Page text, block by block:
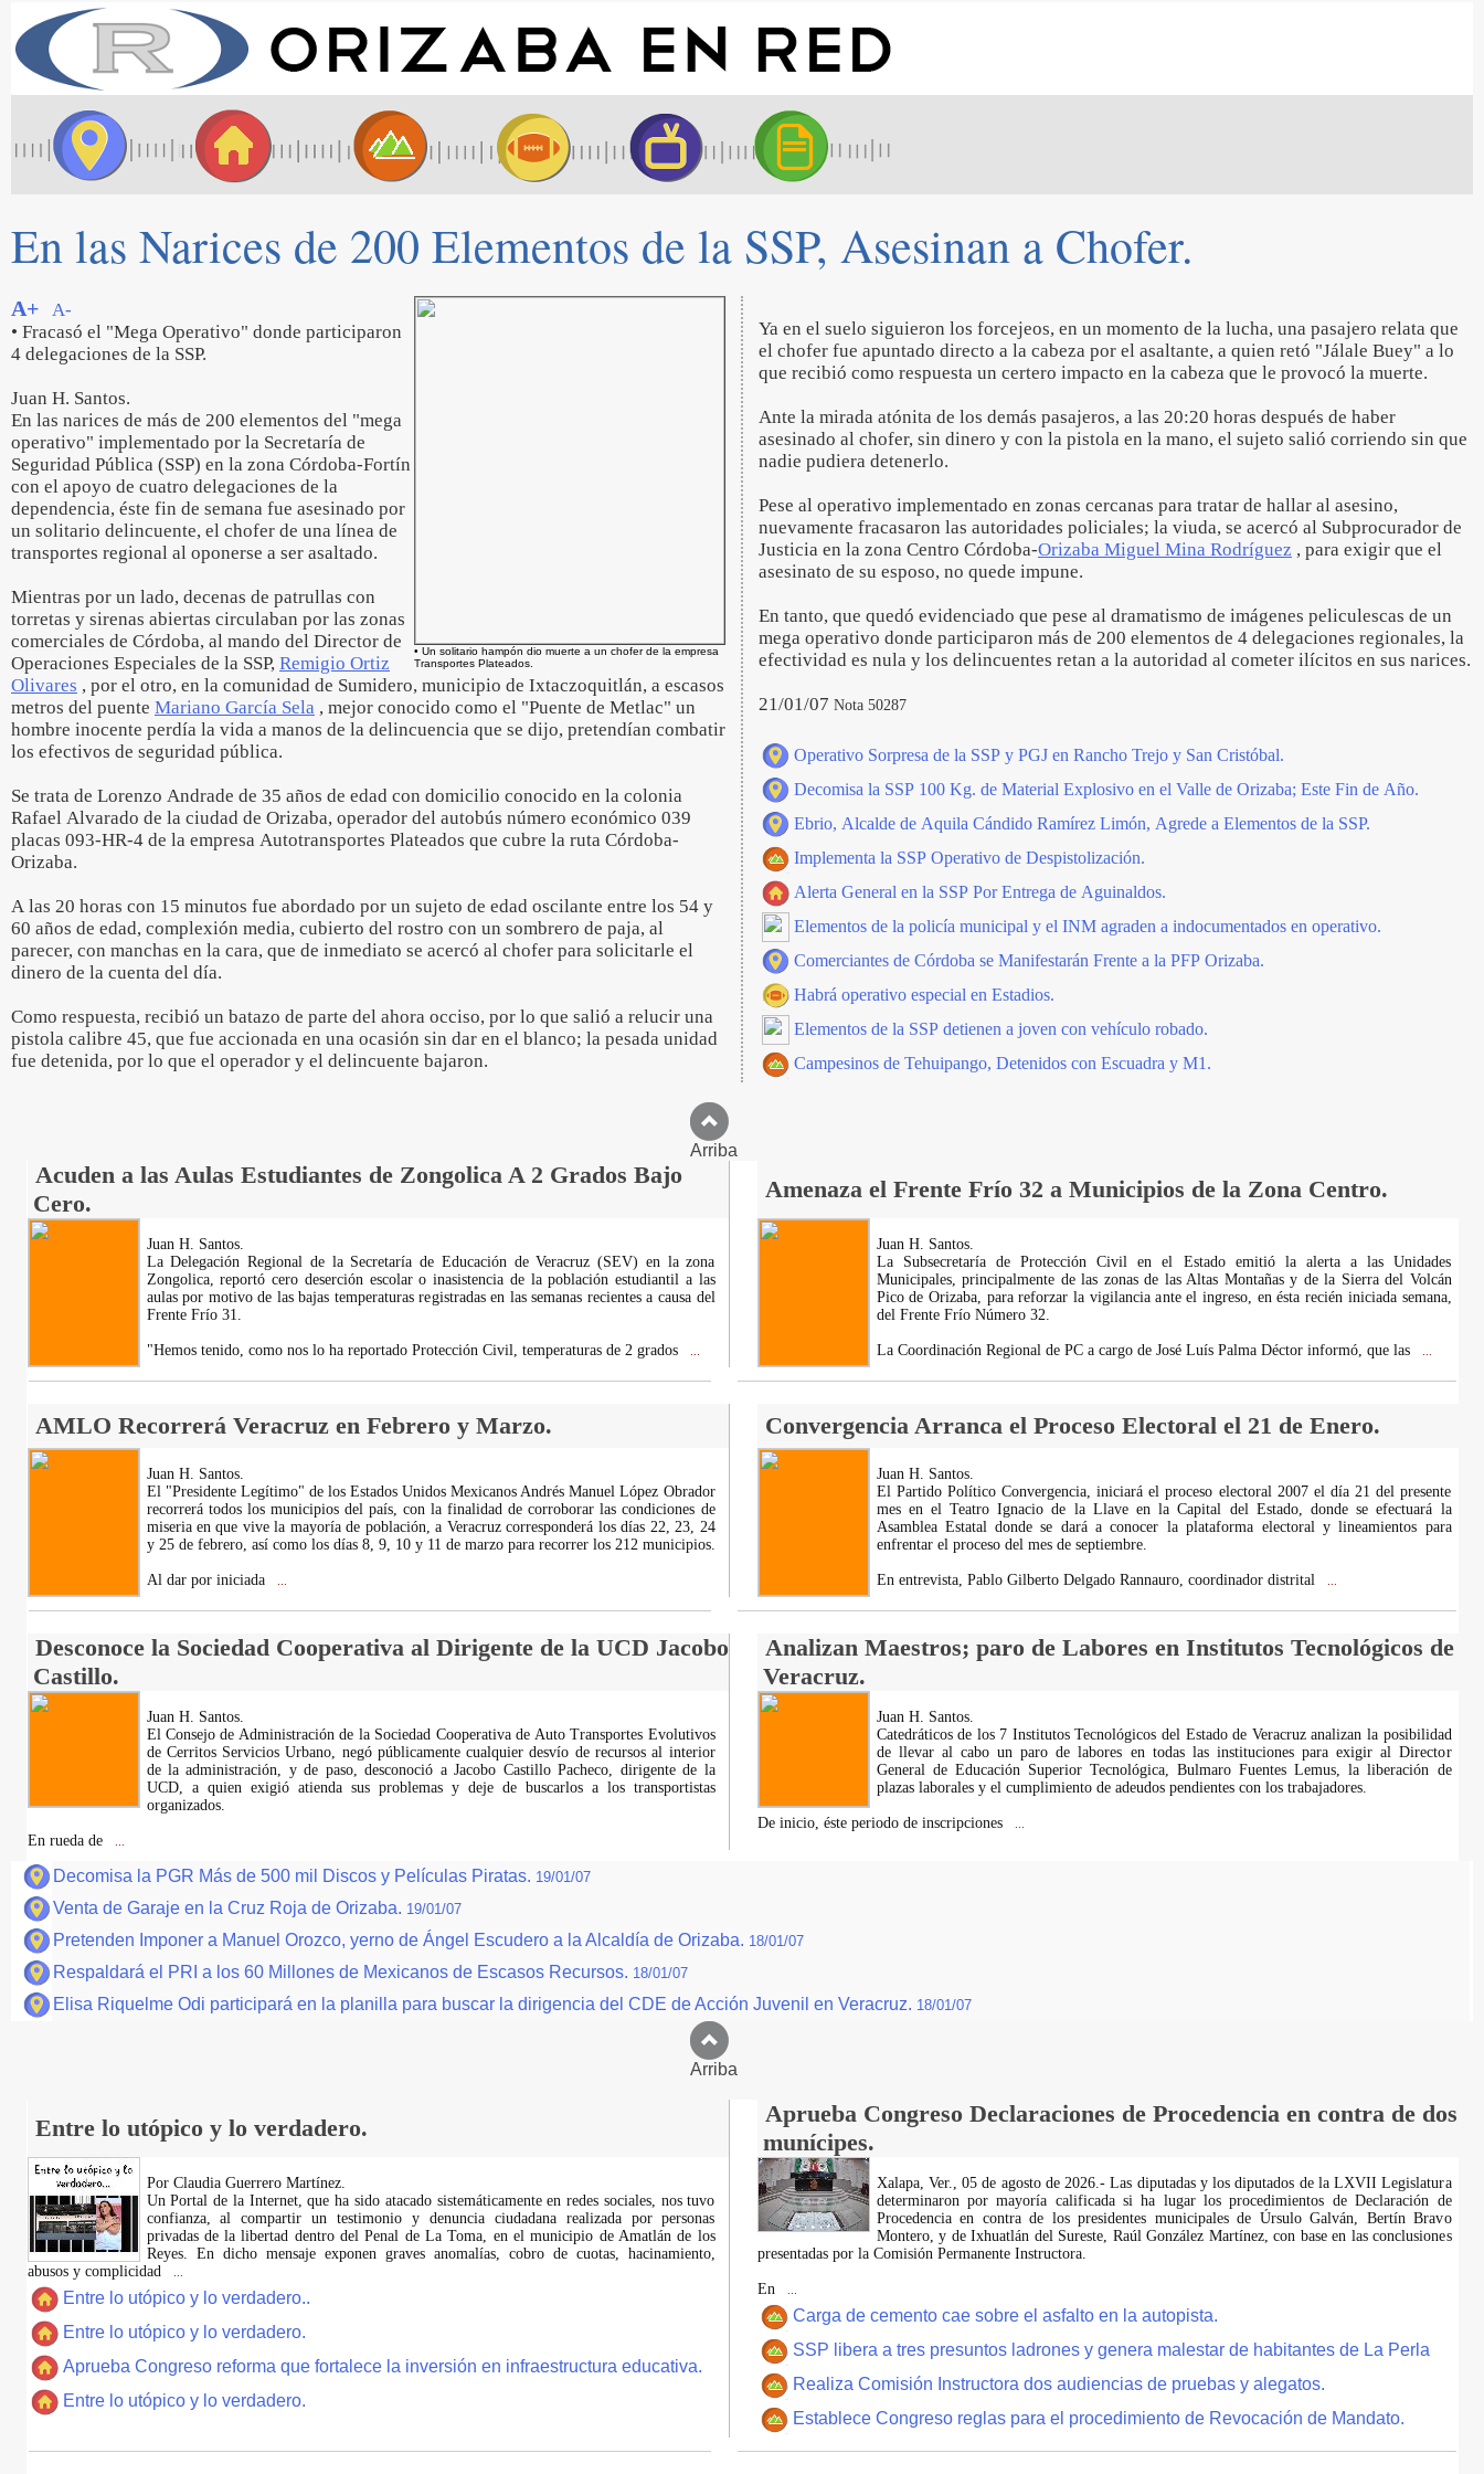
En las Narices de 200 Elementos de la SSP, Asesinan a Chofer.
• Un solitario hampón dio muerte a un chofer de la empresa
Transportes Plateados.
A+
A-
• Fracasó el "Mega Operativo" donde participaron
4 delegaciones de la SSP.
Juan H. Santos.
En las narices de más de 200 elementos del "mega
operativo" implementado por la Secretaría de
Seguridad Pública (SSP) en la zona Córdoba-Fortín
con el apoyo de cuatro delegaciones de la
dependencia, éste fin de semana fue asesinado por
un solitario delincuente, el chofer de una línea de
transportes regional al oponerse a ser asaltado.
Mientras por un lado, decenas de patrullas con
torretas y sirenas abiertas circulaban por las zonas
comerciales de Córdoba, al mando del Director de
Operaciones Especiales de la SSP, Remigio Ortiz
Olivares , por el otro, en la comunidad de Sumidero, municipio de Ixtaczoquitlán, a escasos
metros del puente Mariano García Sela , mejor conocido como el "Puente de Metlac" un
hombre inocente perdía la vida a manos de la delincuencia que se dijo, pretendían combatir
los efectivos de seguridad pública.
Se trata de Lorenzo Andrade de 35 años de edad con domicilio conocido en la colonia
Rafael Alvarado de la ciudad de Orizaba, operador del autobús número económico 039
placas 093-HR-4 de la empresa Autotransportes Plateados que cubre la ruta Córdoba-
Orizaba.
A las 20 horas con 15 minutos fue abordado por un sujeto de edad oscilante entre los 54 y
60 años de edad, complexión media, cubierto del rostro con un sombrero de paja, al
parecer, con manchas en la cara, que de inmediato se acercó al chofer para solicitarle el
dinero de la cuenta del día.
Como respuesta, recibió un batazo de parte del ahora occiso, por lo que salió a relucir una
pistola calibre 45, que fue accionada en una ocasión sin dar en el blanco; la pesada unidad
fue detenida, por lo que el operador y el delincuente bajaron.
Ya en el suelo siguieron los forcejeos, en un momento de la lucha, una pasajero relata que
el chofer fue apuntado directo a la cabeza por el asaltante, a quien retó "Jálale Buey" a lo
que recibió como respuesta un certero impacto en la cabeza que le provocó la muerte.
Ante la mirada atónita de los demás pasajeros, a las 20:20 horas después de haber
asesinado al chofer, sin dinero y con la pistola en la mano, el sujeto salió corriendo sin que
nadie pudiera detenerlo.
Pese al operativo implementado en zonas cercanas para tratar de hallar al asesino,
nuevamente fracasaron las autoridades policiales; la viuda, se acercó al Subprocurador de
Justicia en la zona Centro Córdoba-Orizaba Miguel Mina Rodríguez , para exigir que el
asesinato de su esposo, no quede impune.
En tanto, que quedó evidenciado que pese al dramatismo de imágenes peliculescas de un
mega operativo donde participaron más de 200 elementos de 4 delegaciones regionales, la
efectividad es nula y los delincuentes retan a la autoridad al cometer ilícitos en sus narices.
21/01/07 Nota 50287
Operativo Sorpresa de la SSP y PGJ en Rancho Trejo y San Cristóbal.
Decomisa la SSP 100 Kg. de Material Explosivo en el Valle de Orizaba; Este Fin de Año.
Ebrio, Alcalde de Aquila Cándido Ramírez Limón, Agrede a Elementos de la SSP.
Implementa la SSP Operativo de Despistolización.
Alerta General en la SSP Por Entrega de Aguinaldos.
Elementos de la policía municipal y el INM agraden a indocumentados en operativo.
Comerciantes de Córdoba se Manifestarán Frente a la PFP Orizaba.
Habrá operativo especial en Estadios.
Elementos de la SSP detienen a joven con vehículo robado.
Campesinos de Tehuipango, Detenidos con Escuadra y M1.
Arriba
Acuden a las Aulas Estudiantes de Zongolica A 2 Grados Bajo
Cero.
Amenaza el Frente Frío 32 a Municipios de la Zona Centro.
Juan H. Santos.
La Delegación Regional de la Secretaría de Educación de Veracruz (SEV) en la zona
Zongolica, reportó cero deserción escolar o inasistencia de la población estudiantil a las
aulas por motivo de las bajas temperaturas registradas en las semanas recientes a causa del
Frente Frío 31.
"Hemos tenido, como nos lo ha reportado Protección Civil, temperaturas de 2 grados
Juan H. Santos.
La Subsecretaría de Protección Civil en el Estado emitió la alerta a las Unidades
Municipales, principalmente de las zonas de las Altas Montañas y de la Sierra del Volcán
Pico de Orizaba, para reforzar la vigilancia ante el ingreso, en ésta recién iniciada semana,
del Frente Frío Número 32.
La Coordinación Regional de PC a cargo de José Luís Palma Déctor informó, que las
AMLO Recorrerá Veracruz en Febrero y Marzo. Convergencia Arranca el Proceso Electoral el 21 de Enero.
Juan H. Santos.
El "Presidente Legítimo" de los Estados Unidos Mexicanos Andrés Manuel López Obrador
recorrerá todos los municipios del país, con la finalidad de corroborar las condiciones de
miseria en que vive la mayoría de población, a Veracruz corresponderá los días 22, 23, 24
y 25 de febrero, así como los días 8, 9, 10 y 11 de marzo para recorrer los 212 municipios.
Al dar por iniciada
Juan H. Santos.
El Partido Político Convergencia, iniciará el proceso electoral 2007 el día 21 del presente
mes en el Teatro Ignacio de la Llave en la Capital del Estado, donde se efectuará la
Asamblea Estatal donde se dará a conocer la plataforma electoral y lineamientos para
enfrentar el proceso del mes de septiembre.
En entrevista, Pablo Gilberto Delgado Rannauro, coordinador distrital
Desconoce la Sociedad Cooperativa al Dirigente de la UCD Jacobo
Castillo.
Analizan Maestros; paro de Labores en Institutos Tecnológicos de
Veracruz.
Juan H. Santos.
El Consejo de Administración de la Sociedad Cooperativa de Auto Transportes Evolutivos
de Cerritos Servicios Urbano, negó públicamente cualquier desvío de recursos al interior
de la administración, y de paso, desconoció a Jacobo Castillo Pacheco, dirigente de la
UCD, a quien exigió atienda sus problemas y deje de buscarlos a los transportistas
organizados.
En rueda de
Juan H. Santos.
Catedráticos de los 7 Institutos Tecnológicos del Estado de Veracruz analizan la posibilidad
de llevar al cabo un paro de labores en todas las instituciones para exigir al Director
General de Educación Superior Tecnológica, Bulmaro Fuentes Lemus, la liberación de
plazas laborales y el cumplimiento de adeudos pendientes con los trabajadores.
De inicio, éste periodo de inscripciones
Decomisa la PGR Más de 500 mil Discos y Películas Piratas. 19/01/07
Venta de Garaje en la Cruz Roja de Orizaba. 19/01/07
Pretenden Imponer a Manuel Orozco, yerno de Ángel Escudero a la Alcaldía de Orizaba. 18/01/07
Respaldará el PRI a los 60 Millones de Mexicanos de Escasos Recursos. 18/01/07
Elisa Riquelme Odi participará en la planilla para buscar la dirigencia del CDE de Acción Juvenil en Veracruz. 18/01/07
Arriba
Entre lo utópico y lo verdadero.
Aprueba Congreso Declaraciones de Procedencia en contra de dos
munícipes.
Por Claudia Guerrero Martínez.
​Un Portal de la Internet, que ha sido atacado sistemáticamente en redes sociales, nos tuvo
confianza, al compartir un testimonio y denuncia ciudadana realizada por personas
privadas de la libertad dentro del Penal de La Toma, en el municipio de Amatlán de los
Reyes. En dicho mensaje exponen graves anomalías, cobro de cuotas, hacinamiento,
abusos y complicidad
Entre lo utópico y lo verdadero..
Entre lo utópico y lo verdadero.
Aprueba Congreso reforma que fortalece la inversión en infraestructura educativa.
Entre lo utópico y lo verdadero.
Xalapa, Ver., 05 de agosto de 2026.- Las diputadas y los diputados de la LXVII Legislatura
determinaron por mayoría calificada si ha lugar los procedimientos de Declaración de
Procedencia en contra de los presidentes municipales de Úrsulo Galván, Bertín Bravo
Montero, y de Ixhuatlán del Sureste, Raúl González Martínez, con base en las conclusiones
presentadas por la Comisión Permanente Instructora.
En
Carga de cemento cae sobre el asfalto en la autopista.
SSP libera a tres presuntos ladrones y genera malestar de habitantes de La Perla
Realiza Comisión Instructora dos audiencias de pruebas y alegatos.
Establece Congreso reglas para el procedimiento de Revocación de Mandato.